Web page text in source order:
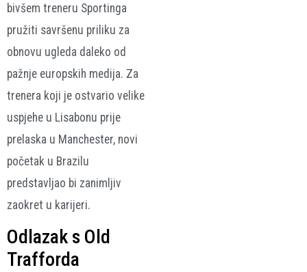
bivšem treneru Sportinga
pružiti savršenu priliku za
obnovu ugleda daleko od
pažnje europskih medija. Za
trenera koji je ostvario velike
uspjehe u Lisabonu prije
prelaska u Manchester, novi
početak u Brazilu
predstavljao bi zanimljiv
zaokret u karijeri.
Odlazak s Old
Trafforda